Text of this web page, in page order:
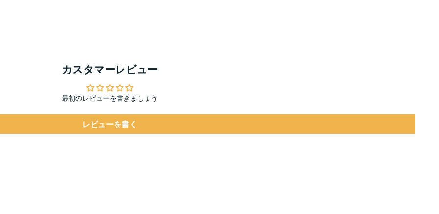
カスタマーレビュー
最初のレビューを書きましょう
レビューを書く